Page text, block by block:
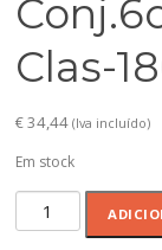
Clas-
€34,44 (Iva incluído)
Em stock
Quantidade
de